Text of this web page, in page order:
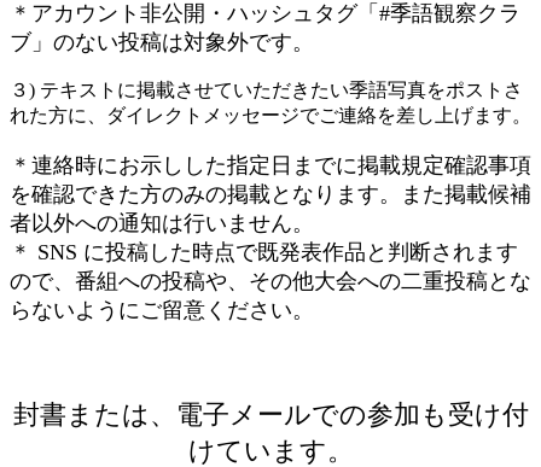
＊アカウント非公開・ハッシュタグ「#季語観察クラ
ブ」のない投稿は対象外です。
３) テキストに掲載させていただきたい季語写真をポストさ
れた方に、ダイレクトメッセージでご連絡を差し上げます。
＊連絡時にお示しした指定日までに掲載規定確認事項
を確認できた方のみの掲載となります。また掲載候補
者以外への通知は行いません。
＊ SNS に投稿した時点で既発表作品と判断されます
ので、番組への投稿や、その他大会への二重投稿とな
らないようにご留意ください。
封書または、電子メールでの参加も受け付
けています。